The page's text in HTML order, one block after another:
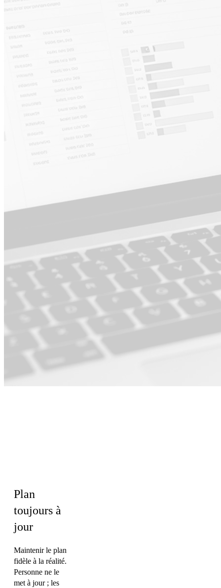
Plan
toujours à
jour
Maintenir le plan
fidèle à la réalité.
Personne ne le
met à jour ; les